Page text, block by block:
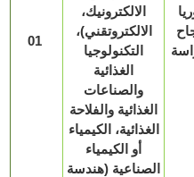
01
الالكترونيك،
الالكتروتقني)،
التكنولوجيا
والصناعات
الغذائية والفلاحة
الغذائية، الكيمياء
أو الكيمياء
الصناعية (هندسة